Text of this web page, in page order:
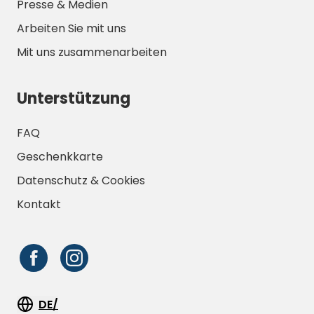
Presse & Medien
Arbeiten Sie mit uns
Mit uns zusammenarbeiten
Unterstützung
FAQ
Geschenkkarte
Datenschutz & Cookies
Kontakt
DE/